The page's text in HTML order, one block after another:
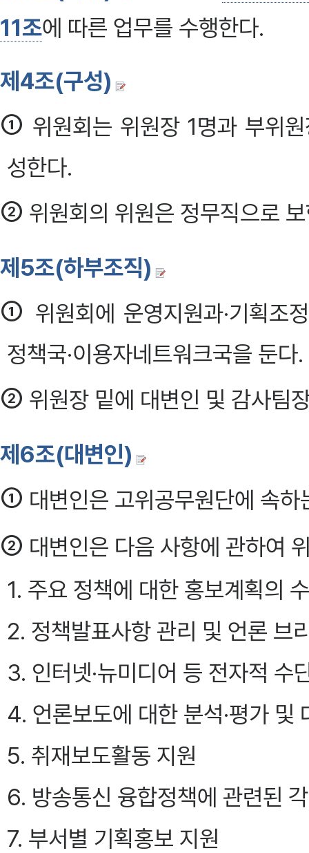
11조에 따른 업무를 수행한다.
제4조(구성)
① 위원회는 위원장 1명과 부위
성한다.
② 위원회의 위원은 정무직으로
제5조(하부조직)
① 위원회에 운영지원과·기획조
정책국·이용자네트워크국을 둔다.
② 위원장 밑에 대변인 및 감사팀
제6조(대변인)
① 대변인은 고위공무원단에 속
② 대변인은 다음 사항에 관하여
1. 주요 정책에 대한 홍보계획의
2. 정책발표사항 관리 및 언론 브
3. 인터넷·뉴미디어 등 전자적 수
4. 언론보도에 대한 분석·평가 및
5. 취재보도활동 지원
6. 방송통신 융합정책에 관련된
7. 부서별 기획홍보 지원